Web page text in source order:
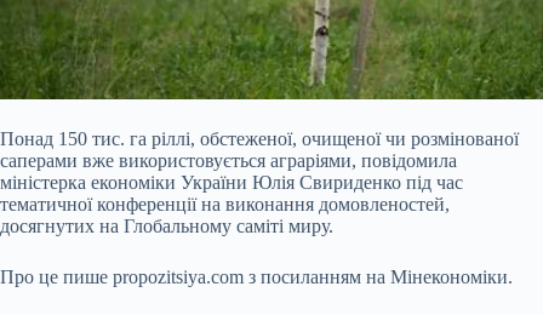
Понад 150 тис. га ріллі, обстеженої, очищеної чи розмінованої
саперами вже використовується аграріями, повідомила
міністерка економіки України Юлія Свириденко під час
тематичної конференції на виконання домовленостей,
досягнутих на Глобальному саміті миру.
Про це пише propozitsiya.com з посиланням на Мінекономіки.